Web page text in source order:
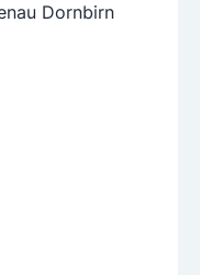
Dornbirn